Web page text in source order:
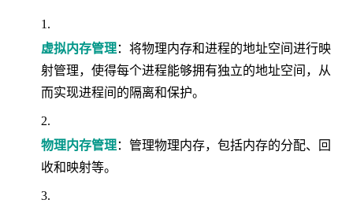
虚拟内存管理：将物理内存和进程的地址空间进行映
射管理，使得每个进程能够拥有独立的地址空间，从
而实现进程间的隔离和保护。
物理内存管理：管理物理内存，包括内存的分配、回
收和映射等。